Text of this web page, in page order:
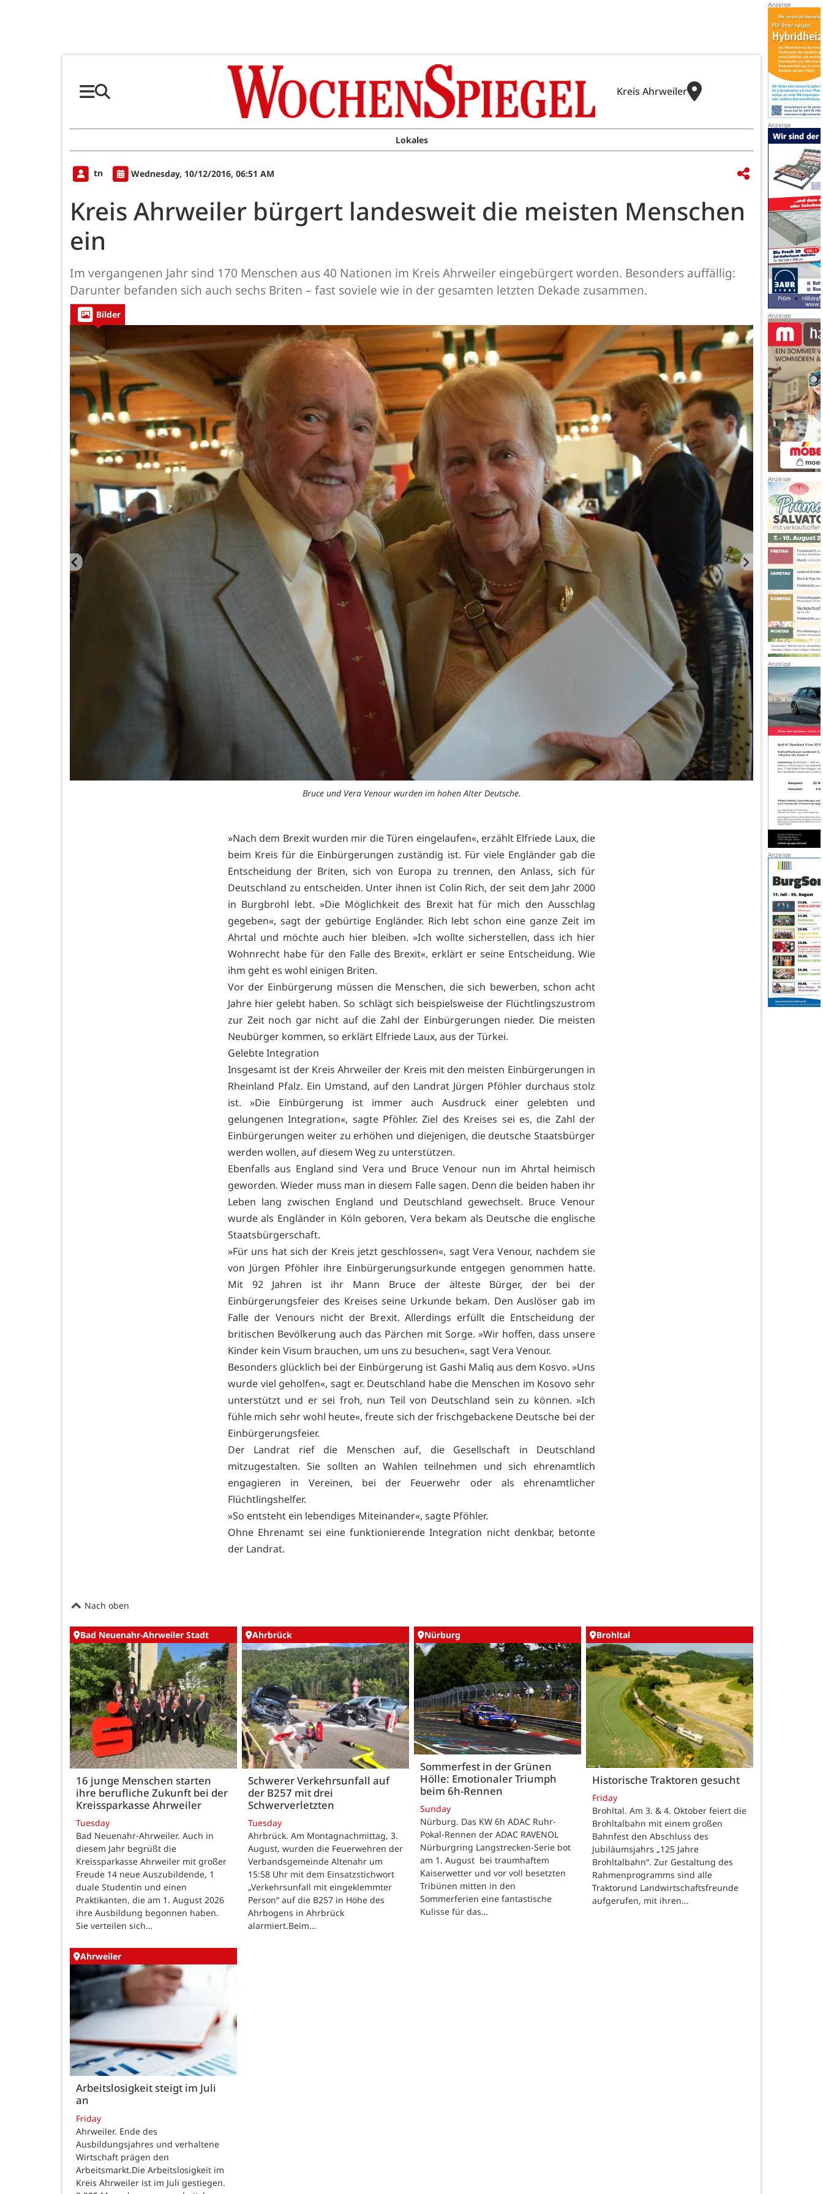
Kreis Ahrweiler
Lokales
tn Wednesday, 10/12/2016, 06:51 AM
Kreis Ahrweiler bürgert landesweit die meisten Menschen
ein
Im vergangenen Jahr sind 170 Menschen aus 40 Nationen im Kreis Ahrweiler eingebürgert worden. Besonders auffällig:
Darunter befanden sich auch sechs Briten – fast soviele wie in der gesamten letzten Dekade zusammen.
Bilder
Bruce und Vera Venour wurden im hohen Alter Deutsche.
»Nach dem Brexit wurden mir die Türen eingelaufen«, erzählt Elfriede Laux, die
beim Kreis für die Einbürgerungen zuständig ist. Für viele Engländer gab die
Entscheidung der Briten, sich von Europa zu trennen, den Anlass, sich für
Deutschland zu entscheiden. Unter ihnen ist Colin Rich, der seit dem Jahr 2000
in Burgbrohl lebt. »Die Möglichkeit des Brexit hat für mich den Ausschlag
gegeben«, sagt der gebürtige Engländer. Rich lebt schon eine ganze Zeit im
Ahrtal und möchte auch hier bleiben. »Ich wollte sicherstellen, dass ich hier
Wohnrecht habe für den Falle des Brexit«, erklärt er seine Entscheidung. Wie
ihm geht es wohl einigen Briten.
Vor der Einbürgerung müssen die Menschen, die sich bewerben, schon acht
Jahre hier gelebt haben. So schlägt sich beispielsweise der Flüchtlingszustrom
zur Zeit noch gar nicht auf die Zahl der Einbürgerungen nieder. Die meisten
Neubürger kommen, so erklärt Elfriede Laux, aus der Türkei.
Gelebte Integration
Insgesamt ist der Kreis Ahrweiler der Kreis mit den meisten Einbürgerungen in
Rheinland Pfalz. Ein Umstand, auf den Landrat Jürgen Pföhler durchaus stolz
ist. »Die Einbürgerung ist immer auch Ausdruck einer gelebten und
gelungenen Integration«, sagte Pföhler. Ziel des Kreises sei es, die Zahl der
Einbürgerungen weiter zu erhöhen und diejenigen, die deutsche Staatsbürger
werden wollen, auf diesem Weg zu unterstützen.
Ebenfalls aus England sind Vera und Bruce Venour nun im Ahrtal heimisch
geworden. Wieder muss man in diesem Falle sagen. Denn die beiden haben ihr
Leben lang zwischen England und Deutschland gewechselt. Bruce Venour
wurde als Engländer in Köln geboren, Vera bekam als Deutsche die englische
Staatsbürgerschaft.
»Für uns hat sich der Kreis jetzt geschlossen«, sagt Vera Venour, nachdem sie
von Jürgen Pföhler ihre Einbürgerungsurkunde entgegen genommen hatte.
Mit 92 Jahren ist ihr Mann Bruce der älteste Bürger, der bei der
Einbürgerungsfeier des Kreises seine Urkunde bekam. Den Auslöser gab im
Falle der Venours nicht der Brexit. Allerdings erfüllt die Entscheidung der
britischen Bevölkerung auch das Pärchen mit Sorge. »Wir hoffen, dass unsere
Kinder kein Visum brauchen, um uns zu besuchen«, sagt Vera Venour.
Besonders glücklich bei der Einbürgerung ist Gashi Maliq aus dem Kosvo. »Uns
wurde viel geholfen«, sagt er. Deutschland habe die Menschen im Kosovo sehr
unterstützt und er sei froh, nun Teil von Deutschland sein zu können. »Ich
fühle mich sehr wohl heute«, freute sich der frischgebackene Deutsche bei der
Einbürgerungsfeier.
Der Landrat rief die Menschen auf, die Gesellschaft in Deutschland
mitzugestalten. Sie sollten an Wahlen teilnehmen und sich ehrenamtlich
engagieren in Vereinen, bei der Feuerwehr oder als ehrenamtlicher
Flüchtlingshelfer.
»So entsteht ein lebendiges Miteinander«, sagte Pföhler.
Ohne Ehrenamt sei eine funktionierende Integration nicht denkbar, betonte
der Landrat.
Nach oben
Bad Neuenahr-Ahrweiler Stadt
16 junge Menschen starten
ihre berufliche Zukunft bei der
Kreissparkasse Ahrweiler
Tuesday
Bad Neuenahr-Ahrweiler. Auch in
diesem Jahr begrüßt die
Kreissparkasse Ahrweiler mit großer
Freude 14 neue Auszubildende, 1
duale Studentin und einen
Praktikanten, die am 1. August 2026
ihre Ausbildung begonnen haben.
Sie verteilen sich…
Ahrbrück
Schwerer Verkehrsunfall auf
der B257 mit drei
Schwerverletzten
Tuesday
Ahrbrück. Am Montagnachmittag, 3.
August, wurden die Feuerwehren der
Verbandsgemeinde Altenahr um
15:58 Uhr mit dem Einsatzstichwort
„Verkehrsunfall mit eingeklemmter
Person“ auf die B257 in Höhe des
Ahrbogens in Ahrbrück
alarmiert.Beim…
Nürburg
Sommerfest in der Grünen
Hölle: Emotionaler Triumph
beim 6h-Rennen
Sunday
Nürburg. Das KW 6h ADAC Ruhr-
Pokal-Rennen der ADAC RAVENOL
Nürburgring Langstrecken-Serie bot
am 1. August bei traumhaftem
Kaiserwetter und vor voll besetzten
Tribünen mitten in den
Sommerferien eine fantastische
Kulisse für das…
Brohltal
Historische Traktoren gesucht
Friday
Brohltal. Am 3. & 4. Oktober feiert die
Brohltalbahn mit einem großen
Bahnfest den Abschluss des
Jubiläumsjahrs „125 Jahre
Brohltalbahn“. Zur Gestaltung des
Rahmenprogramms sind alle
Traktorund Landwirtschaftsfreunde
aufgerufen, mit ihren…
Ahrweiler
Arbeitslosigkeit steigt im Juli
an
Friday
Ahrweiler. Ende des
Ausbildungsjahres und verhaltene
Wirtschaft prägen den
Arbeitsmarkt.Die Arbeitslosigkeit im
Kreis Ahrweiler ist im Juli gestiegen.